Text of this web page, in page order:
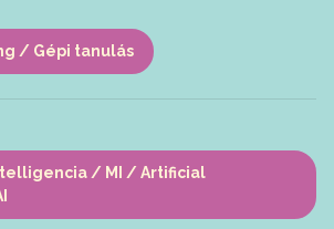
/ Gépi tanulás
/ MI / Artificial